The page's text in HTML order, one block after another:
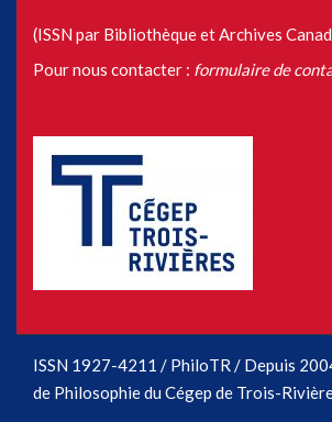
(ISSN par Bibliothèque et Archives
Pour nous contacter : formulaire de
ISSN 1927-4211 / PhiloTR / Depuis
de Philosophie du Cégep de Trois-